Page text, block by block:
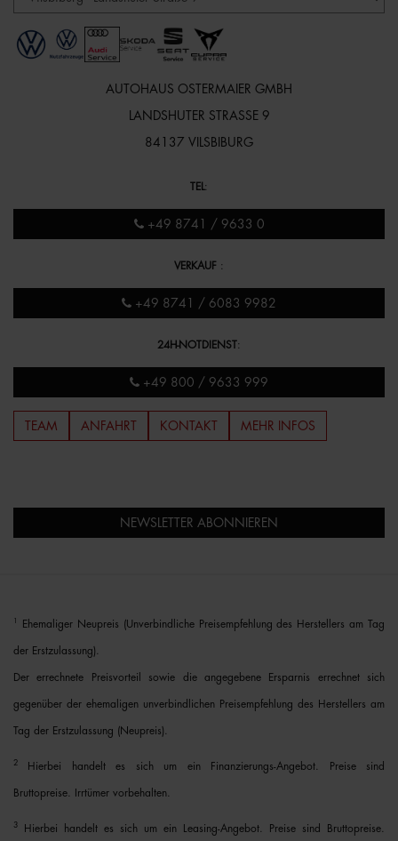
AUTOHAUS OSTERMAIER GMBH
LANDSHUTER STRASSE 9
84137 VILSBIBURG
TEL :
+49 8741 / 9633 0
VERKAUF :
+49 8741 / 6083 9982
24H-NOTDIENST:
+49 800 / 9633 999
TEAM ANFAHRT KONTAKT MEHR INFOS
NEWSLETTER ABONNIEREN
Ehemaliger Neupreis (Unverbindliche Preisempfehlung des Herstellers am Tag
der Erstzulassung).
Der errechnete Preisvorteil sowie die angegebene Ersparnis errechnet sich
gegenüber der ehemaligen unverbindlichen Preisempfehlung des Herstellers am
Tag der Erstzulassung (Neupreis).
2 Hierbei handelt es sich um ein Finanzierungs-Angebot. Preise sind
Bruttopreise. Irrtümer vorbehalten.
3 Hierbei handelt es sich um ein Leasing-Angebot. Preise sind Bruttopreise.